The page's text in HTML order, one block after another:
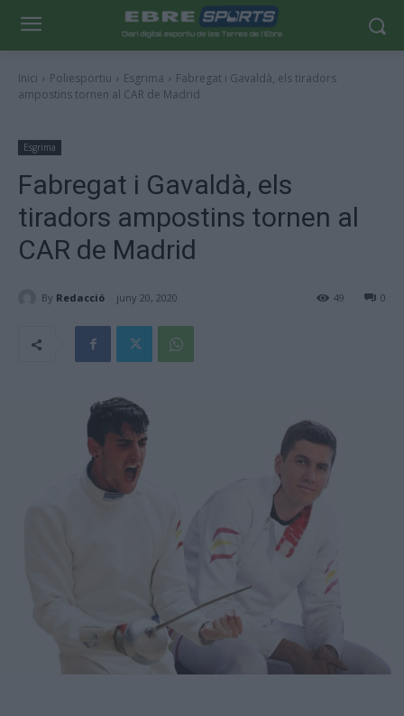
Inici Poliesportiu Esgrima
Fabregat i Gavaldà, els tiradors
ampostins tornen al CAR de Madrid
Esgrima
Fabregat i Gavaldà, els
tiradors ampostins tornen al
CAR de Madrid
By Redacció juny 20, 2020 0
49